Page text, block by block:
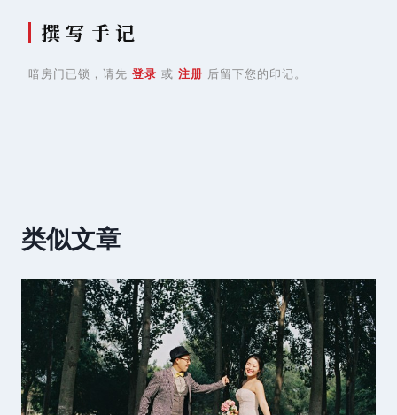
撰 写 手 记
暗房门已锁，请先 登录 或 注册 后留下您的印记。
类似文章